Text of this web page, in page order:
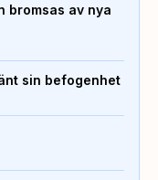
bromsas av nya
sin befogenhet